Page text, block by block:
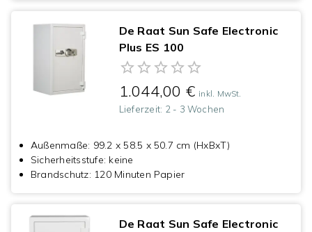
De Raat Sun Safe Electronic
Plus ES 100
1.044,00 € inkl. MwSt.
Lieferzeit: 2 - 3 Wochen
Außenmaße: 99.2 x 58.5 x 50.7 cm (HxBxT)
Sicherheitsstufe: keine
Brandschutz: 120 Minuten Papier
De Raat Sun Safe Electronic